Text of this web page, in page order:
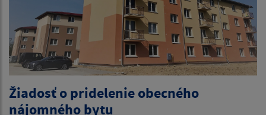
Žiadosť o pridelenie obecného
nájomného bytu